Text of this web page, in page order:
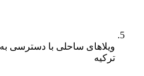
ویلاهای ساحلی با دسترسی
ترکیه